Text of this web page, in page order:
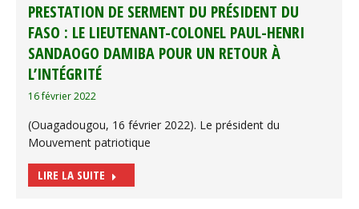
PRESTATION DE SERMENT DU PRÉSIDENT DU
FASO : LE LIEUTENANT-COLONEL PAUL-HENRI
SANDAOGO DAMIBA POUR UN RETOUR À
L’INTÉGRITÉ
16 février 2022
(Ouagadougou, 16 février 2022). Le président du
Mouvement patriotique
LIRE LA SUITE